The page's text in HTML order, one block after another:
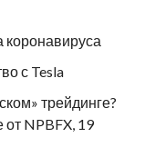
с Tesla
трейдинге?
NPBFX, 19